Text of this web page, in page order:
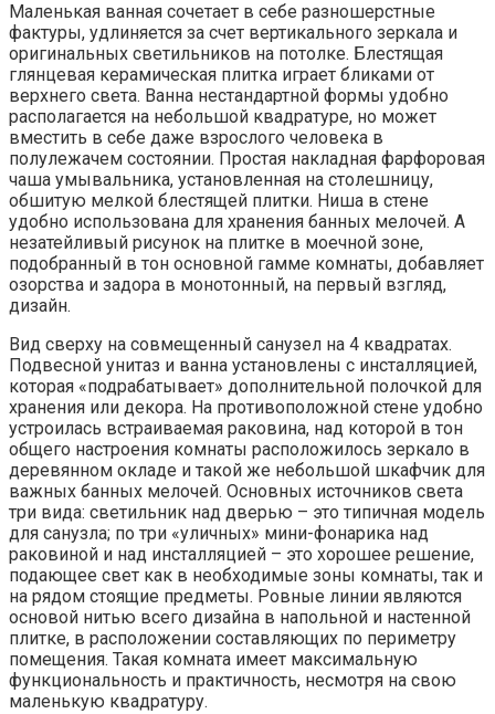
Маленькая ванная сочетает в себе разношерстные
фактуры, удлиняется за счет вертикального зеркала и
оригинальных светильников на потолке. Блестящая
глянцевая керамическая плитка играет бликами от
верхнего света. Ванна нестандартной формы удобно
располагается на небольшой квадратуре, но может
вместить в себе даже взрослого человека в
полулежачем состоянии. Простая накладная фарфоровая
чаша умывальника, установленная на столешницу,
обшитую мелкой блестящей плитки. Ниша в стене
удобно использована для хранения банных мелочей. А
незатейливый рисунок на плитке в моечной зоне,
подобранный в тон основной гамме комнаты, добавляет
озорства и задора в монотонный, на первый взгляд,
дизайн.
Вид сверху на совмещенный санузел на 4 квадратах.
Подвесной унитаз и ванна установлены с инсталляцией,
которая «подрабатывает» дополнительной полочкой для
хранения или декора. На противоположной стене удобно
устроилась встраиваемая раковина, над которой в тон
общего настроения комнаты расположилось зеркало в
деревянном окладе и такой же небольшой шкафчик для
важных банных мелочей. Основных источников света
три вида: светильник над дверью – это типичная модель
для санузла; по три «уличных» мини-фонарика над
раковиной и над инсталляцией – это хорошее решение,
подающее свет как в необходимые зоны комнаты, так и
на рядом стоящие предметы. Ровные линии являются
основой нитью всего дизайна в напольной и настенной
плитке, в расположении составляющих по периметру
помещения. Такая комната имеет максимальную
функциональность и практичность, несмотря на свою
маленькую квадратуру.